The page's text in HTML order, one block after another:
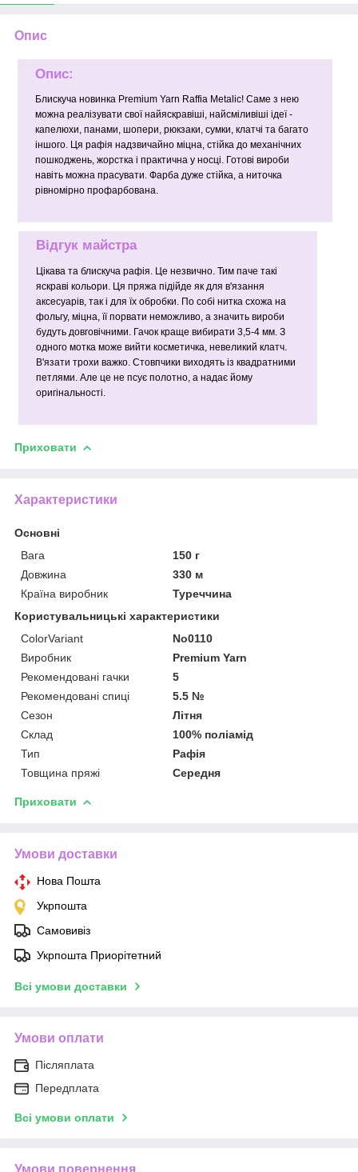
Опис
Опис:
Блискуча новинка Premium Yarn Raffia Metalic! Саме з нею
можна реалізувати свої найяскравіші, найсміливіші ідеї -
капелюхи, панами, шопери, рюкзаки, сумки, клатчі та багато
іншого. Ця рафія надзвичайно міцна, стійка до механічних
пошкоджень, жорстка і практична у носці. Готові вироби
навіть можна прасувати. Фарба дуже стійка, а ниточка
рівномірно профарбована.
Відгук майстра
Цікава та блискуча рафія. Це незвично. Тим паче такі
яскраві кольори. Ця пряжа підійде як для в'язання
аксесуарів, так і для їх обробки. По собі нитка схожа на
фольгу, міцна, її порвати неможливо, а значить вироби
будуть довговічними. Гачок краще вибирати 3,5-4 мм. З
одного мотка може вийти косметичка, невеликий клатч.
В'язати трохи важко. Стовпчики виходять із квадратними
петлями. Але це не псує полотно, а надає йому
оригінальності.
Приховати
Характеристики
Основні
Вага
150 г
Довжина
330 м
Країна виробник
Туреччина
Користувальницькі характеристики
ColorVariant
No0110
Виробник
Premium Yarn
Рекомендовані гачки
5
Рекомендовані спиці
5.5 №
Сезон
Літня
Склад
100% поліамід
Тип
Рафія
Товщина пряжі
Середня
Приховати
Умови доставки
Нова Пошта
Укрпошта
Самовивіз
Укрпошта Приорітетний
Всі умови доставки
Умови оплати
Післяплата
Передплата
Всі умови оплати
Умови повернення